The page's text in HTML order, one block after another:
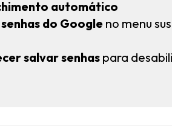
automático
do Google no menu
salvar senhaspara